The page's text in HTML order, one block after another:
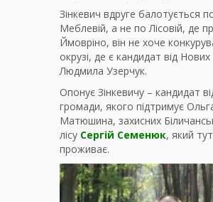
Зінкевич вдруге балотується
Меблевій, а не по Лісовій, де
Ймовріно, він не хоче
окрузі, де є кандидат від
Людмила Узерчук.
Опонує Зінкевичу – кандидат
громади, якого підтримує
Матюшина, захисних
лісу Сергій Семенюк, який тут
проживає.